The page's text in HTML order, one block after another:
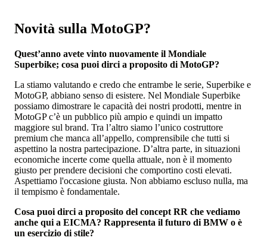
Novità sulla MotoGP?
Quest’anno avete vinto nuovamente il Mondiale
Superbike; cosa puoi dirci a proposito di MotoGP?
La stiamo valutando e credo che entrambe le serie, Superbike e
MotoGP, abbiano senso di esistere. Nel Mondiale Superbike
possiamo dimostrare le capacità dei nostri prodotti, mentre in
MotoGP c’è un pubblico più ampio e quindi un impatto
maggiore sul brand. Tra l’altro siamo l’unico costruttore
premium che manca all’appello, comprensibile che tutti si
aspettino la nostra partecipazione. D’altra parte, in situazioni
economiche incerte come quella attuale, non è il momento
giusto per prendere decisioni che comportino costi elevati.
Aspettiamo l'occasione giusta. Non abbiamo escluso nulla, ma
il tempismo è fondamentale.
Cosa puoi dirci a proposito del concept RR che vediamo
anche qui a EICMA? Rappresenta il futuro di BMW o è
un esercizio di stile?